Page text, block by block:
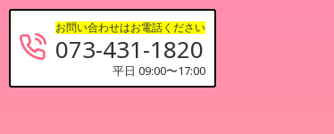
お問い合わせはお電話ください
073-431-1820
平日 09:00〜17:00